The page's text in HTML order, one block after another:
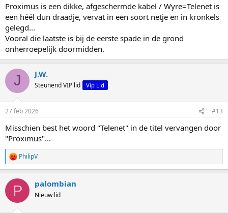
Proximus is een dikke, afgeschermde kabel / Wyre=Telenet is
een héél dun draadje, vervat in een soort netje en in kronkels
gelegd...
Vooral die laatste is bij de eerste spade in de grond
onherroepelijk doormidden.
J J.W.
Steunend VIP lid Vip Lid
27 feb 2026 #13
Misschien best het woord "Telenet" in de titel vervangen door
"Proximus"...
W
a
r
e
PhilipV
P palombian
Nieuw lid